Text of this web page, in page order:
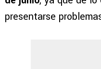
presentarse